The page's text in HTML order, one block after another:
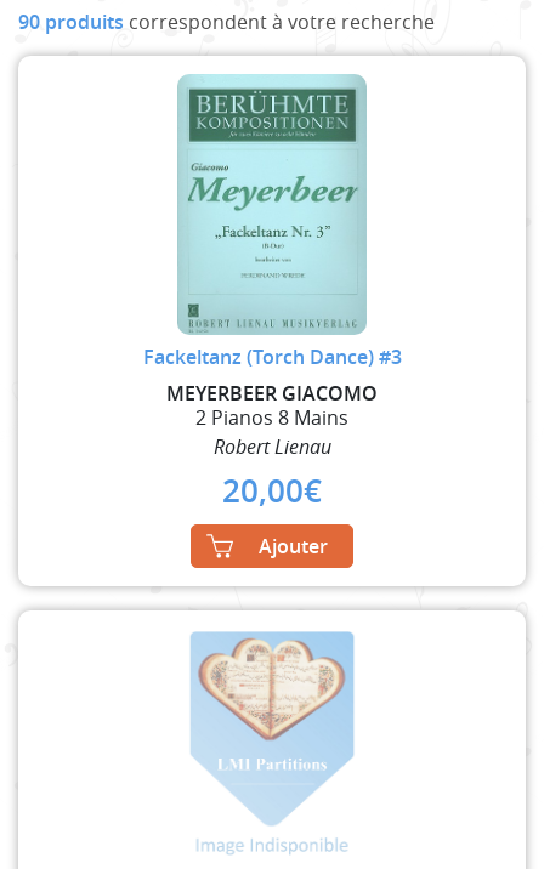
90 produits correspondent à votre recherche
Fackeltanz (Torch Dance) #3
MEYERBEER GIACOMO
2 Pianos 8 Mains
Robert Lienau
20,00€
Ajouter